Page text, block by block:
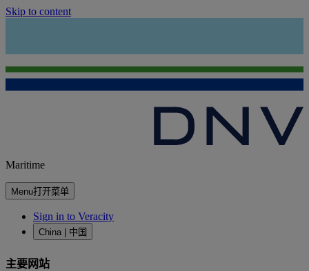
Skip to content
Maritime
Menu打开菜单
Sign in to Veracity
China | 中国
主要网站